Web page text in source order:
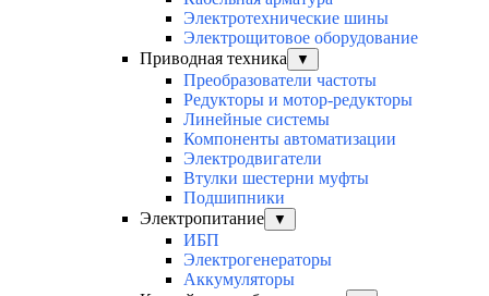
Электротехнические шины
Электрощитовое оборудование
Приводная техника
▼
Преобразователи частоты
Редукторы и мотор-редукторы
Линейные системы
Компоненты автоматизации
Электродвигатели
Втулки шестерни муфты
Подшипники
Электропитание
▼
ИБП
Электрогенераторы
Аккумуляторы